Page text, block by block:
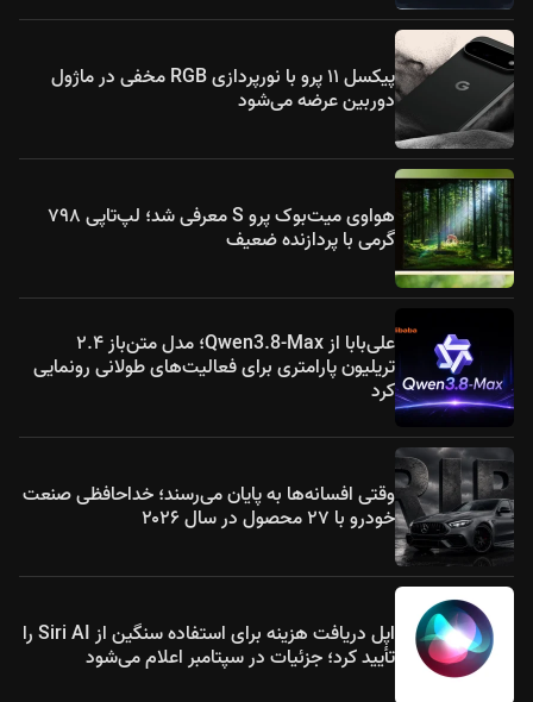
پیکسل ۱۱ پرو با نورپردازی RGB مخفی در ماژول
دوربین عرضه می‌شود
هواوی میت‌بوک پرو S معرفی شد؛ لپ‌تاپی ۷۹۸
گرمی با پردازنده ضعیف
علی‌بابا از Qwen3.8-Max؛ مدل متن‌باز ۲.۴
تریلیون پارامتری برای فعالیت‌های طولانی رونمایی
کرد
وقتی افسانه‌ها به پایان می‌رسند؛ خداحافظی صنعت
خودرو با ۲۷ محصول در سال ۲۰۲۶
اپل دریافت هزینه برای استفاده سنگین از Siri AI را
تأیید کرد؛ جزئیات در سپتامبر اعلام می‌شود